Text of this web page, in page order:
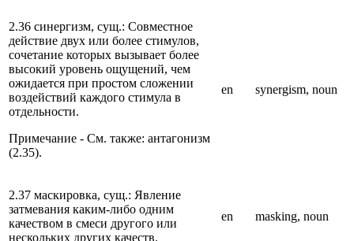
2.36 синергизм, сущ.: Совместное
действие двух или более стимулов,
сочетание которых вызывает более
высокий уровень ощущений, чем
ожидается при простом сложении
воздействий каждого стимула в
отдельности.
Примечание - См. также: антагонизм
(2.35).
en synergism, noun
2.37 маскировка, сущ.: Явление
затмевания каким-либо одним
качеством в смеси другого или
нескольких других качеств.
en masking, noun